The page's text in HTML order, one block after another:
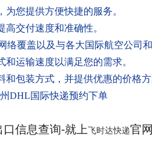
您提供方便快捷的服务。
交付速度和准确性。
络覆盖以及与各大国际航空公司
运输速度以满足您的需求。
和包装方式，并提供优惠的价格
DHL国际快递预约下单
口信息查询-就上飞时达快递官